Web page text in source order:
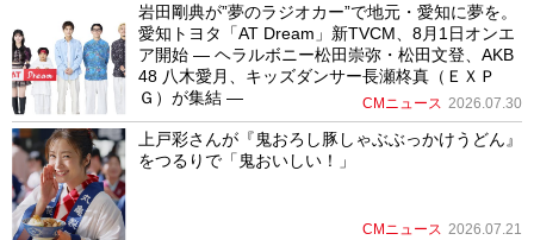
岩田剛典が”夢のラジオカー”で地元・愛知に夢を。
愛知トヨタ「AT Dream」新TVCM、8月1日オンエ
ア開始 ― ヘラルボニー松田崇弥・松田文登、AKB
48 八木愛月、キッズダンサー長瀬柊真（ＥＸＰ
Ｇ）が集結 ―
CMニュース 2026.07.30
上戸彩さんが『鬼おろし豚しゃぶぶっかけうどん』
をつるりで「鬼おいしい！」
CMニュース 2026.07.21